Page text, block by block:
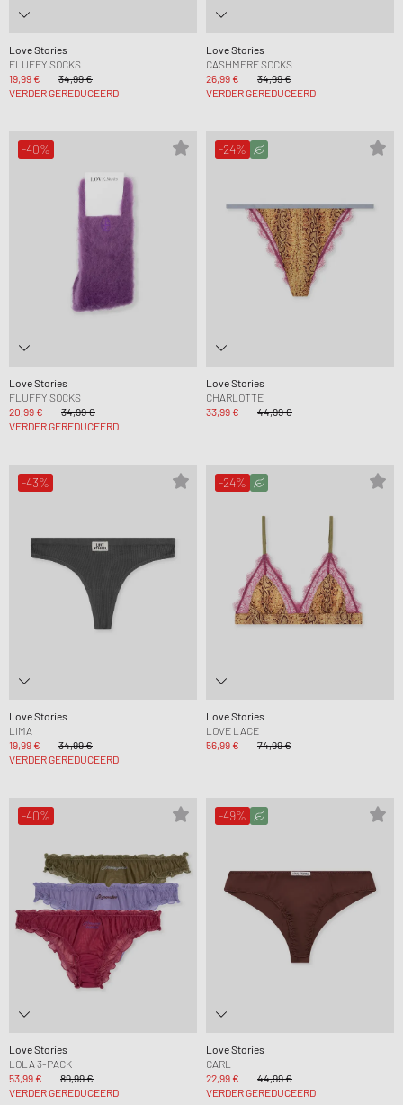
Love Stories
FLUFFY SOCKS
19,99 €
34,99 €
VERDER GEREDUCEERD
Love Stories
CASHMERE SOCKS
26,99 €
34,99 €
VERDER GEREDUCEERD
-40%
Love Stories
FLUFFY SOCKS
20,99 €
34,99 €
VERDER GEREDUCEERD
-24%
Love Stories
CHARLOTTE
33,99 €
44,99 €
-43%
Love Stories
LIMA
19,99 €
34,99 €
VERDER GEREDUCEERD
-24%
Love Stories
LOVE LACE
56,99 €
74,99 €
-40%
Love Stories
LOLA 3-PACK
53,99 €
89,99 €
VERDER GEREDUCEERD
-49%
Love Stories
CARL
22,99 €
44,99 €
VERDER GEREDUCEERD